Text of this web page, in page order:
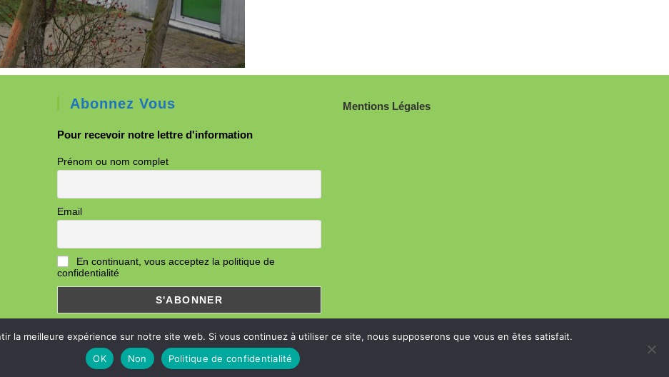
Abonnez Vous
Pour recevoir notre lettre d'information
Prénom ou nom complet
Email
En continuant, vous acceptez la politique de
confidentialité
Mentions Légales
© Copyright 2026- Guid'Asso 60
la meilleure expérience sur notre site web. Si vous continuez à utiliser ce site, nous supposerons que vous en êtes satisfait.
OK
Non Politique de confidentialité